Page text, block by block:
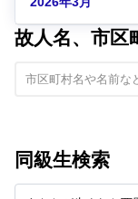
故人名、市区
同級生検索